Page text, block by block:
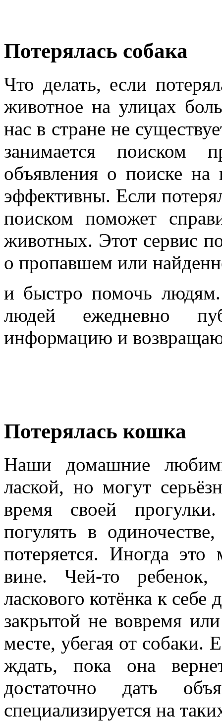
Потерялась собака
Что делать, если
животное на улицах
нас в стране не
занимается
объявления о поиске на
эффективны. Если
поиском поможет
животных. Этот сервис
о пропавшем или
и быстро помочь
людей ежедневно
информацию и
Потерялась кошка
Наши домашние
лаской, но могут
время своей
погулять в
потеряется. Иногда
вине. Чей-то ребенок,
ласкового котёнка к
закрытой не вовремя
месте, убегая от собаки.
ждать, пока она
достаточно дать
специализируется на